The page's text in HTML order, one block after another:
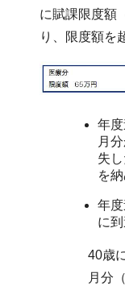
に賦課限度額
り、限度額を
年
月
失
を
年
に
40歳
月分